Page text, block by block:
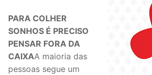
PARA COLHER
SONHOS É PRECISO
PENSAR FORA DA
CAIXAA maioria das
pessoas segue um